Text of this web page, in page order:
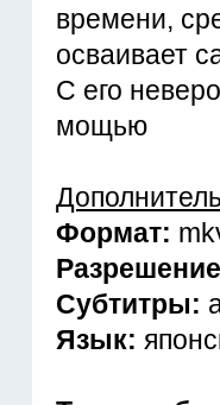
времени,
осваивает
С его
мощью
Формат:
Субтитры:
Язык: